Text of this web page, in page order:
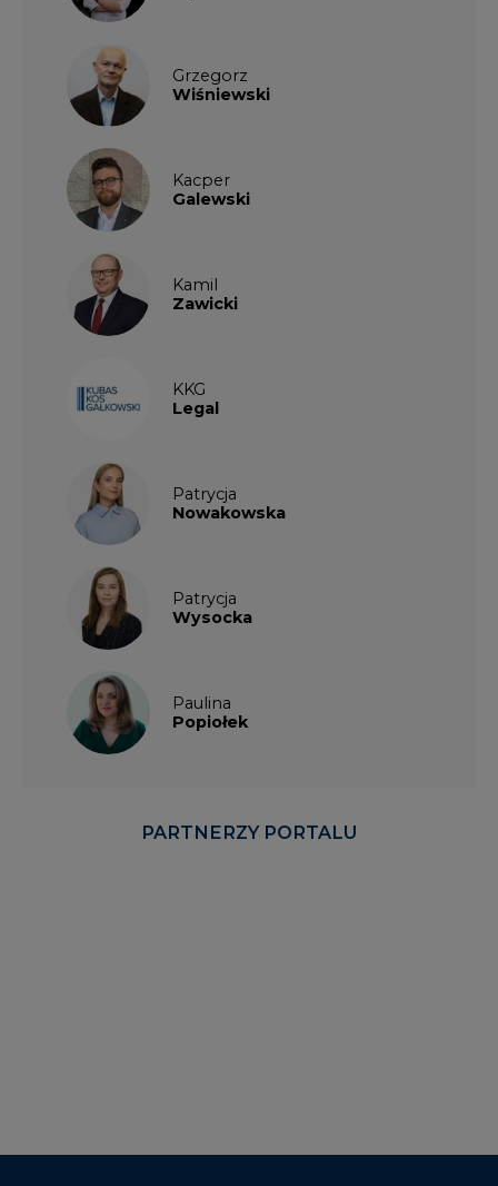
Grzegorz
Wiśniewski
Kacper
Galewski
Kamil
Zawicki
KKG
Legal
Patrycja
Nowakowska
Patrycja
Wysocka
Paulina
Popiołek
PARTNERZY PORTALU